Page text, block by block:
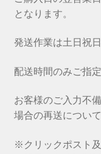
となります。
発送作業は土日祝
配送時間のみご指
お客様のご入力不
場合の再送につい
※クリックポスト